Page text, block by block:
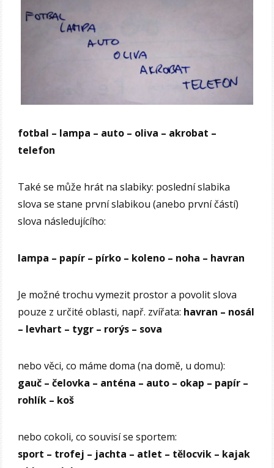
fotbal – lampa – auto – oliva – akrobat –
telefon
Také se může hrát na slabiky: poslední slabika
slova se stane první slabikou (anebo první částí)
slova následujícího:
lampa – papír – pírko – koleno – noha – havran
Je možné trochu vymezit prostor a povolit slova
pouze z určité oblasti, např. zvířata: havran – nosál
– levhart – tygr – rorýs – sova
nebo věci, co máme doma (na domě, u domu):
gauč – čelovka – anténa – auto – okap – papír –
rohlík – koš
nebo cokoli, co souvisí se sportem:
sport – trofej – jachta – atlet – tělocvik – kajak